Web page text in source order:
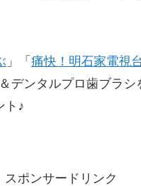
」「 痛快！明石家電視
デンタルプロ歯ブラ
ト♪
スポンサードリンク